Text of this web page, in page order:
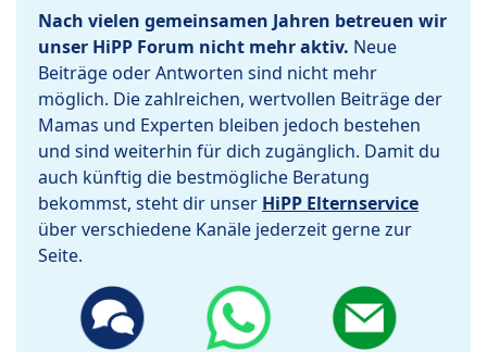
Nach vielen gemeinsamen Jahren betreuen wir
unser HiPP Forum nicht mehr aktiv. Neue
Beiträge oder Antworten sind nicht mehr
möglich. Die zahlreichen, wertvollen Beiträge der
Mamas und Experten bleiben jedoch bestehen
und sind weiterhin für dich zugänglich. Damit du
auch künftig die bestmögliche Beratung
bekommst, steht dir unser HiPP Elternservice
über verschiedene Kanäle jederzeit gerne zur
Seite.